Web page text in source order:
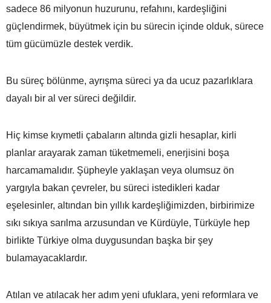
sadece 86 milyonun huzurunu, refahını, kardeşliğini
güçlendirmek, büyütmek için bu sürecin içinde olduk, sürece
tüm gücümüzle destek verdik.
Bu süreç bölünme, ayrışma süreci ya da ucuz pazarlıklara
dayalı bir al ver süreci değildir.
Hiç kimse kıymetli çabaların altında gizli hesaplar, kirli
planlar arayarak zaman tüketmemeli, enerjisini boşa
harcamamalıdır. Şüpheyle yaklaşan veya olumsuz ön
yargıyla bakan çevreler, bu süreci istedikleri kadar
eşelesinler, altından bin yıllık kardeşliğimizden, birbirimize
sıkı sıkıya sarılma arzusundan ve Kürdüyle, Türküyle hep
birlikte Türkiye olma duygusundan başka bir şey
bulamayacaklardır.
Atılan ve atılacak her adım yeni ufuklara, yeni reformlara ve